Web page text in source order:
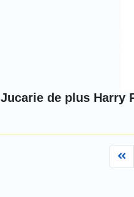
Jucarie de plus Harry